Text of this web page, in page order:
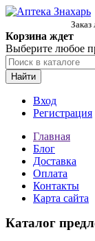
Корзина ждет
Выберите любое
Найти
Вход
Регистрация
Главная
Блог
Доставка
Оплата
Контакты
Карта сайта
Каталог